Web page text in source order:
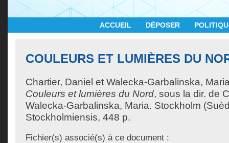
ACCUEIL DÉPOSER
COULEURS ET LUMIÈRES DU
Chartier, Daniel et Walecka-Garbalinska,
Couleurs et lumières du Nord, sous la dir. de
Walecka-Garbalinska, Maria. Stockholm
Stockholmiensis, 448 p.
Fichier(s) associé(s) à ce document :